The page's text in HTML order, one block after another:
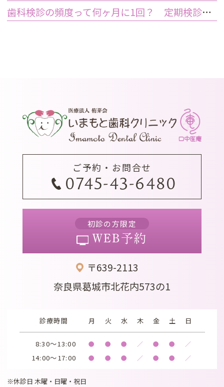
歯科検診の頻度って何ヶ月に1回？ 定期検診って何するの？
ご予約・お問合せ
0745-43-6480
初診の方限定
WEB予約
〒639-2113
奈良県葛城市北花内573の1
診療時間 月 火 水 木 金 土 日
8:30～13:00 ● ● ● ／ ● ● ／
14:00～17:00 ● ● ● ／ ● ● ／
※休診日 木曜・日曜・祝日